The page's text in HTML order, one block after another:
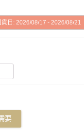
貨日: 2026/08/17 - 2026/08/21
要